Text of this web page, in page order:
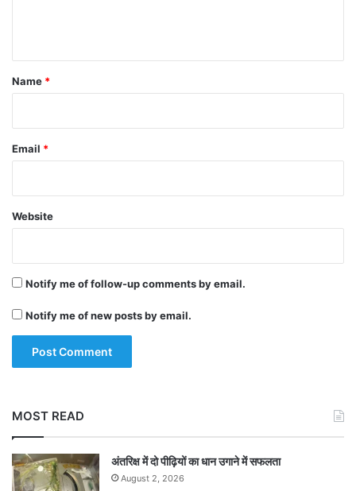
*
Name *
Email *
Website
Notify me of follow-up comments by email.
Notify me of new posts by email.
MOST READ
अंतरिक्ष में दो पीढ़ियों का धान उगाने में सफलता
August 2, 2026